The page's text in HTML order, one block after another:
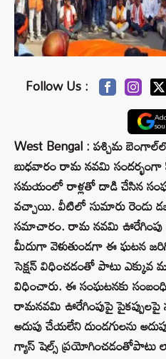
Follow Us :
West Bengal : పశ్చిమ
బుధవారం రామ నవమి
సమయంలో రాళ్లతో దాడి చేసిన
వచ్చాయి. వీటిలో సుమారు రెండు
సమాచారం. రామ నవమి ఊరేగింపు
మీదుగా వెళుతుండగా ఈ ఘటన
సెక్షన్‌ విధించడంతో పాటు ఎక్కువ
విధించారు. ఈ సంఘటనకు
రామనవమి ఊరేగింపుపై పైకప్పులపై
అదుపు చేయలేని దుండగులను
గ్యాస్ షెల్స్ ప్రయోగించడంతోపాటు